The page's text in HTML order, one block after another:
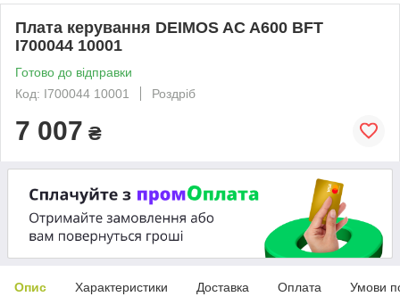
Плата керування DEIMOS AC A600 BFT
I700044 10001
Готово до відправки
Код: I700044 10001
Роздріб
7 007 ₴
Опис Характеристики Доставка Оплата Умови